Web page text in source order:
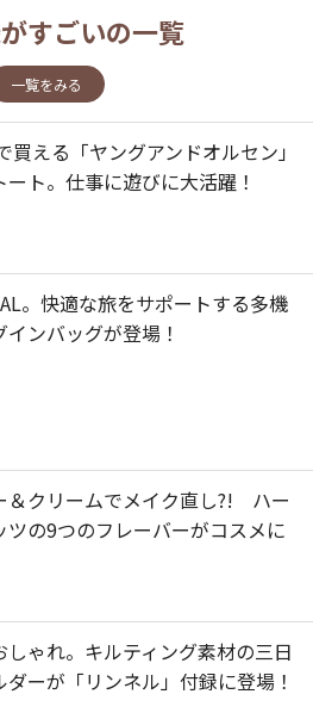
すごいの一覧
一覧をみる
買える「ヤングアンドオルセン」
ート。仕事に遊びに大活躍！
。快適な旅をサポートする多機
ンバッグが登場！
＆クリームでメイク直し?! ハー
ツの9つのフレーバーがコスメに
しゃれ。キルティング素材の三日
ダーが「リンネル」付録に登場！